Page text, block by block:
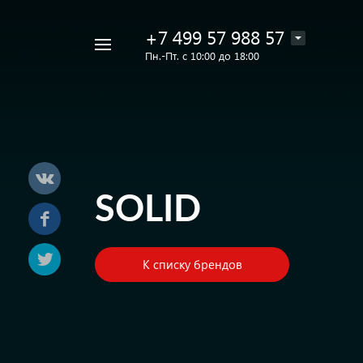
+7 499 57 988 57
Пн.-Пт. с 10:00 до 18:00
SOLID
К списку брендов